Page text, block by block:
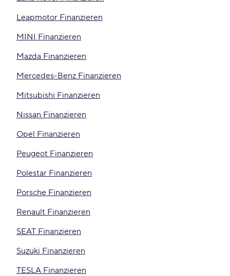
Leapmotor Finanzieren
MINI Finanzieren
Mazda Finanzieren
Mercedes-Benz Finanzieren
Mitsubishi Finanzieren
Nissan Finanzieren
Opel Finanzieren
Peugeot Finanzieren
Polestar Finanzieren
Porsche Finanzieren
Renault Finanzieren
SEAT Finanzieren
Suzuki Finanzieren
TESLA Finanzieren